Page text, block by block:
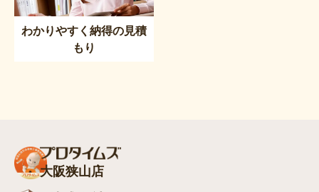
わかりやすく納得の見積
もり
大阪狭山店